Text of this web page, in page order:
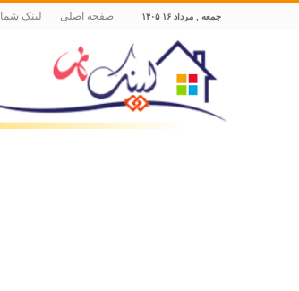
جمعه , مرداد ۱۶ ۱۴۰۵ صفحه اصلی لینک شما